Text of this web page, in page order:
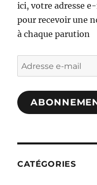
ici, votre adresse
pour recevoir une
à chaque parution
Adresse
e-
mail
CATÉGORIES